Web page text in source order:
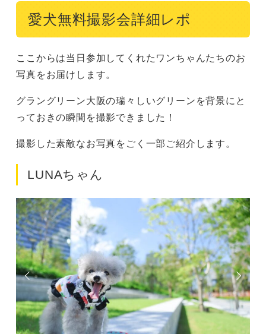
愛犬無料撮影会詳細レポ
ここからは当日参加してくれたワンちゃんたちのお
写真をお届けします。
グラングリーン大阪の瑞々しいグリーンを背景にと
っておきの瞬間を撮影できました！
撮影した素敵なお写真をごく一部ご紹介します。
LUNAちゃん